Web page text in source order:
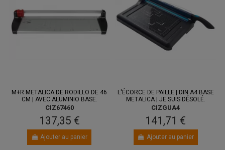
M+R METALICA DE RODILLO DE 46
CM | AVEC ALUMINIO BASE.
CIZ67460
137,35 €
Ajouter au panier
L'ÉCORCE DE PAILLE | DIN A4 BASE
METALICA | JE SUIS DÉSOLÉ.
CIZGUA4
141,71 €
Ajouter au panier